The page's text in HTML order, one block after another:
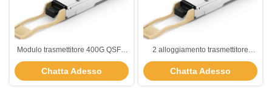
Modulo trasmettitore 400G QSFP
4x106.25Gbps 500m Distanza
SMF MPO-12 connettore
Chatta Adesso
2 alloggiamento trasmettitore
400G con connettore MPO-12
QSFP-DD fattore di forma per
400GBASE-DR4 Ethernet PAM4 /
Chatta Adesso